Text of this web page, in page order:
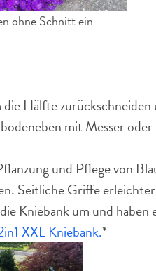
ohne Schnitt ein
Hälfte
mit Messer oder
und Pflege von
Seitliche Griffe
Kniebank um und
XXL Kniebank.*